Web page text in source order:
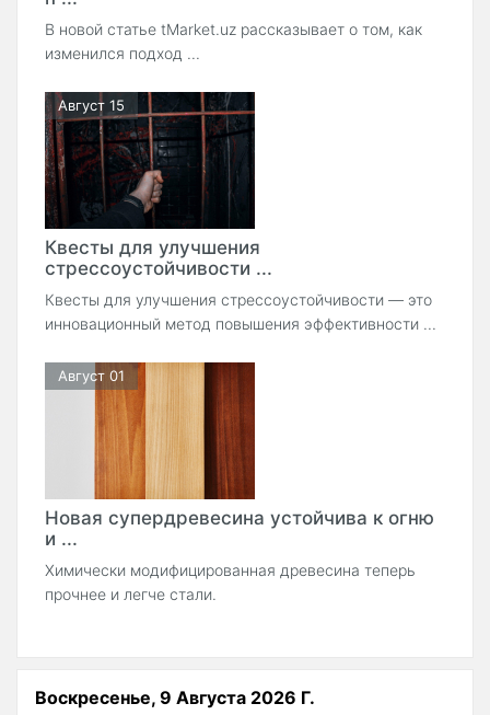
В новой статье tMarket.uz рассказывает о том, как
изменился подход ...
Август 15
Квесты для улучшения
стрессоустойчивости ...
Квесты для улучшения стрессоустойчивости — это
инновационный метод повышения эффективности ...
Август 01
Новая супердревесина устойчива к огню
и ...
Химически модифицированная древесина теперь
прочнее и легче стали.
Воскресенье, 9 Августа 2026 Г.